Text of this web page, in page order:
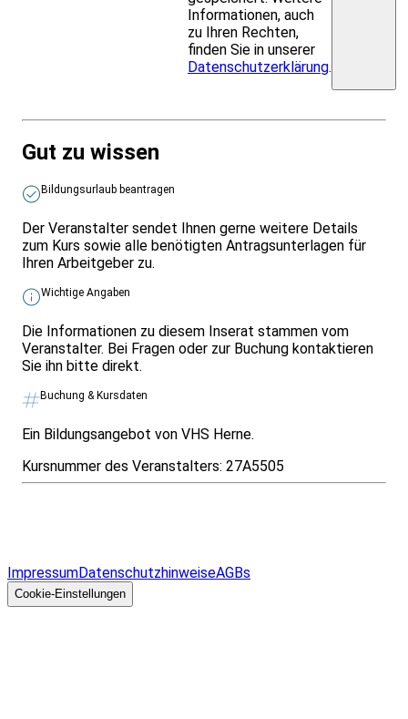
Informationen, auch
zu Ihren Rechten,
finden Sie in unserer
Datenschutzerklärung.
Gut zu wissen
Bildungsurlaub beantragen
Der Veranstalter sendet Ihnen gerne weitere Details
zum Kurs sowie alle benötigten Antragsunterlagen für
Ihren Arbeitgeber zu.
Wichtige Angaben
Die Informationen zu diesem Inserat stammen vom
Veranstalter. Bei Fragen oder zur Buchung kontaktieren
Sie ihn bitte direkt.
Buchung & Kursdaten
Ein Bildungsangebot von VHS Herne.
Kursnummer des Veranstalters: 27A5505
ImpressumDatenschutzhinweiseAGBs
Cookie-Einstellungen